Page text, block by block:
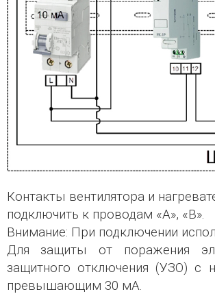
Контакты вентилятора и
подключить к проводам «A», «В».
Внимание: При подключении
Для защиты от поражения
защитного отключения (УЗО)
превышающим 30 мА.